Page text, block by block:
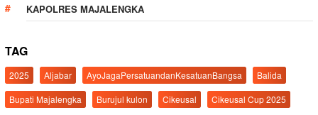
KAPOLRES MAJALENGKA
TAG
2025 Aljabar AyoJagaPersatuandanKesatuanBangsa
Balida
Bupati Majalengka
Burujul kulon Cikeusal
Cikeusal Cup 2025